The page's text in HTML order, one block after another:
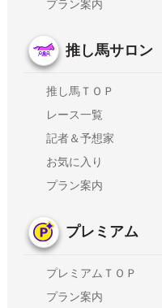
プラン案内
推し馬サロン
推し馬ＴＯＰ
レース一覧
記者＆予想家
お気に入り
プラン案内
プレミアム
プレミアムＴＯＰ
プラン案内